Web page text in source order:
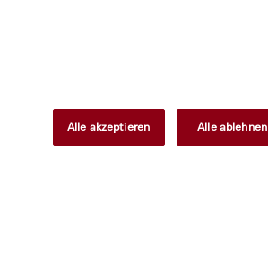
Alle akzeptieren Alle ablehnen